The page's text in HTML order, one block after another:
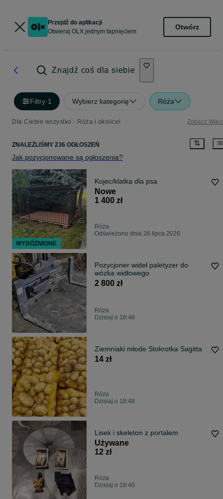
Przejdź do aplikacji
Otwieraj OLX jednym tapnięciem
Otwórz
Znajdź coś dla siebie
Filtry·1 Wybierz kategorię Róża
Dla Ciebie wszystko - Róża i okolice! Zobacz
ZNALEŹLIŚMY 236 OGŁOSZEŃ
Jak pozycjonowane są ogłoszenia?
Kojec/klatka dla psa
Nowe
1 400 zł
Róża
Odświeżono dnia 26 lipca 2026
Pozycjoner wideł paletyzer do
wózka widłowego
2 800 zł
Róża
Dzisiaj o 18:48
Ziemniaki młode Stokrotka Sagitta
14 zł
Róża
Dzisiaj o 18:48
Lisek i skeleton z portalem
Używane
12 zł
Róża
Dzisiaj o 18:40
WYRÓŻNIONE